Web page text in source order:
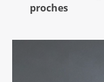
proches